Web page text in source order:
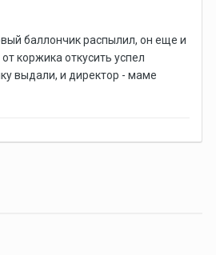
баллончик распылил, он еще и
коржика откусить успел
выдали, и директор - маме